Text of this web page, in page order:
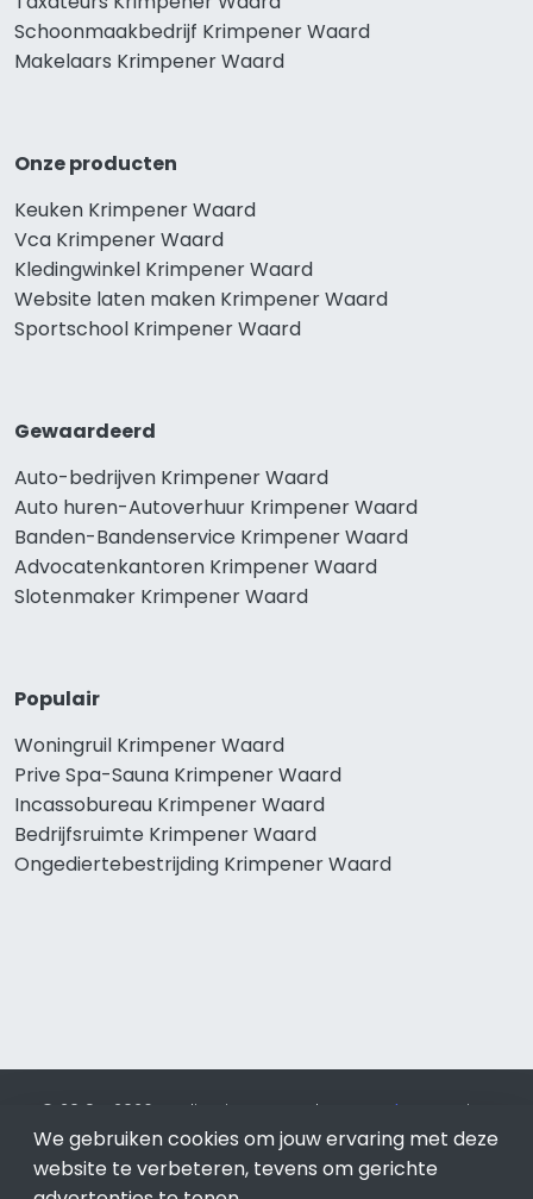
Schoonmaakbedrijf Krimpener Waard
Makelaars Krimpener Waard
Onze producten
Keuken Krimpener Waard
Vca Krimpener Waard
Kledingwinkel Krimpener Waard
Website laten maken Krimpener Waard
Sportschool Krimpener Waard
Gewaardeerd
Auto-bedrijven Krimpener Waard
Auto huren-Autoverhuur Krimpener Waard
Banden-Bandenservice Krimpener Waard
Advocatenkantoren Krimpener Waard
Slotenmaker Krimpener Waard
Populair
Woningruil Krimpener Waard
Prive Spa-Sauna Krimpener Waard
Incassobureau Krimpener Waard
Bedrijfsruimte Krimpener Waard
Ongediertebestrijding Krimpener Waard
© 2019 - 2026 Realisatie en SEO door SEO-bureau
Lion
Internet. Betaal alleen voor bewezen resultaten?SEO
optimalisatie No Cure No Pay .Krimpener Waardis onderdeel
van Lion Internet.
We gebruiken cookies om jouw ervaring met deze
website te verbeteren, tevens om gerichte